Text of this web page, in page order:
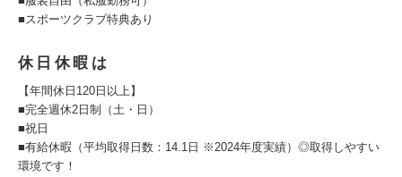
■スポーツクラブ特典あり
休日休暇は
【年間休日120日以上】
■完全週休2日制（土・日）
■祝日
■有給休暇（平均取得日数：14.1日 ※2024年度実績）◎取得しやすい
環境です！